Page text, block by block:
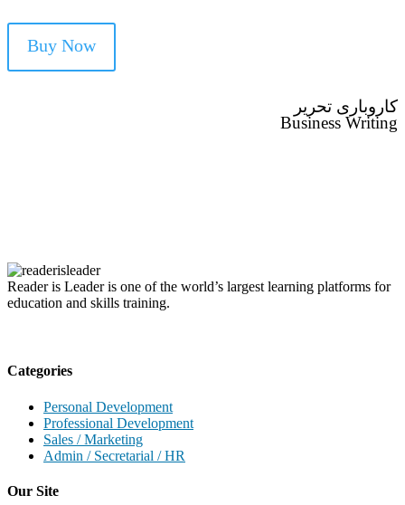
Buy Now
کاروباری تحریر
Business Writing
Reader is Leader is one of the world’s largest learning platforms for
education and skills training.
Categories
Personal Development
Professional Development
Sales / Marketing
Admin / Secretarial / HR
Our Site